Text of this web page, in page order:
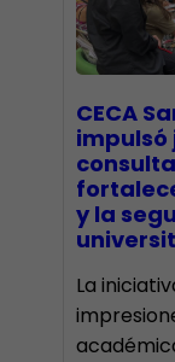
CECA
impulsó
y la
La